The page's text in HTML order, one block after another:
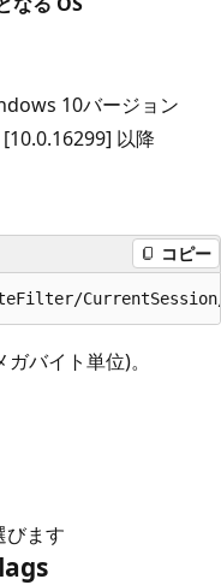
10バージョン
以降
コピー
バイト単位)。
びます